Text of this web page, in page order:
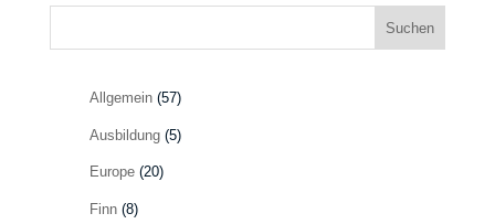
Suchen
Allgemein(57)
Ausbildung(5)
Europe(20)
Finn(8)